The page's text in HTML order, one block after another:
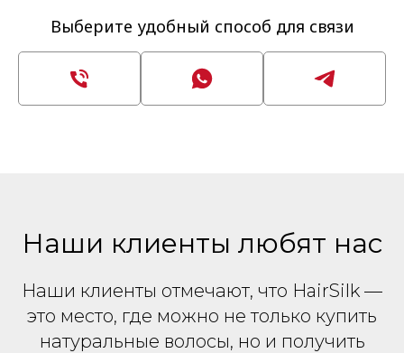
Выберите удобный способ для связи
Наши клиенты любят нас
Наши клиенты отмечают, что HairSilk —
это место, где можно не только купить
натуральные волосы, но и получить